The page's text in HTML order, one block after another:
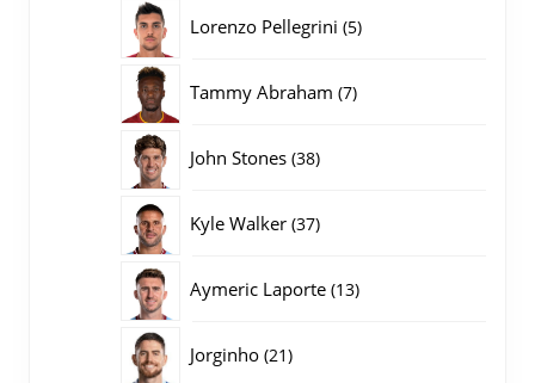
Lorenzo Pellegrini 55
Tammy Abraham 77
John Stones 3838
Kyle Walker 3737
Aymeric Laporte 1313
Jorginho 2121